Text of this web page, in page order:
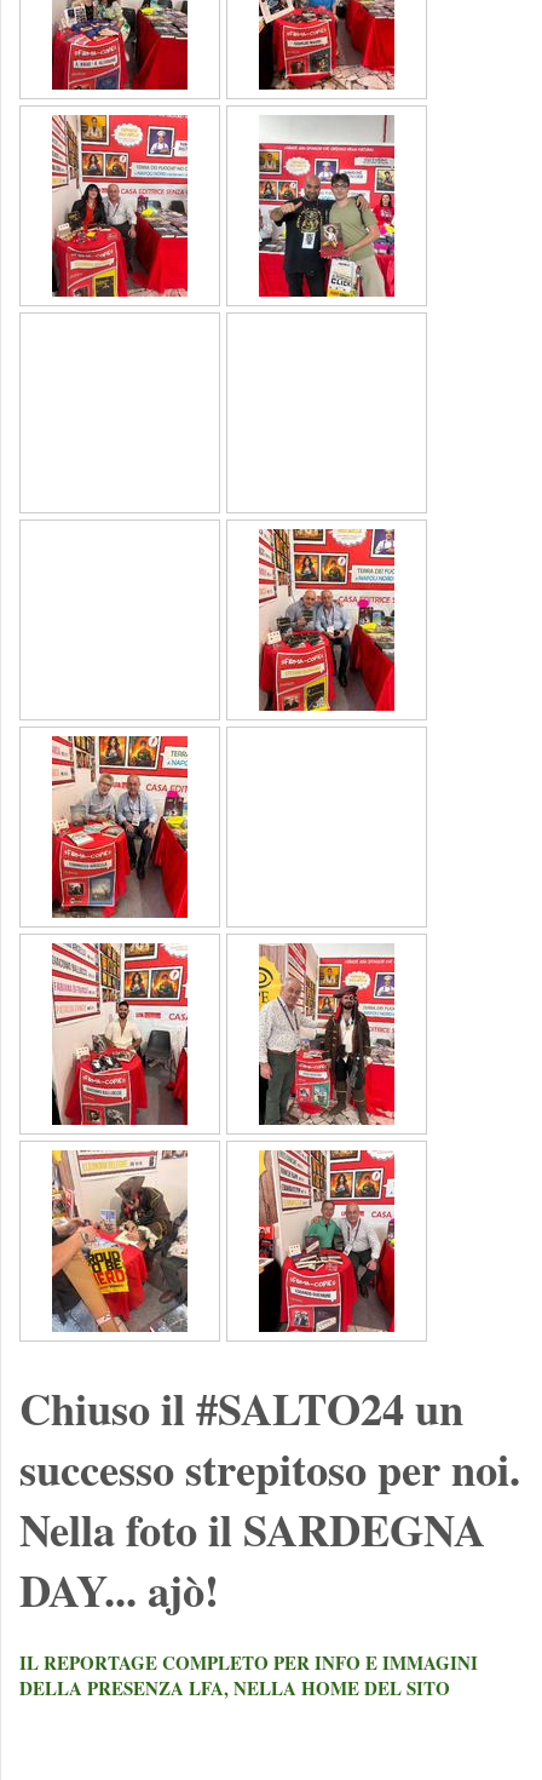
Chiuso il #SALTO24 un
successo strepitoso per noi.
Nella foto il SARDEGNA
DAY... ajò!
IL REPORTAGE COMPLETO PER INFO E IMMAGINI
DELLA PRESENZA LFA, NELLA HOME DEL SITO